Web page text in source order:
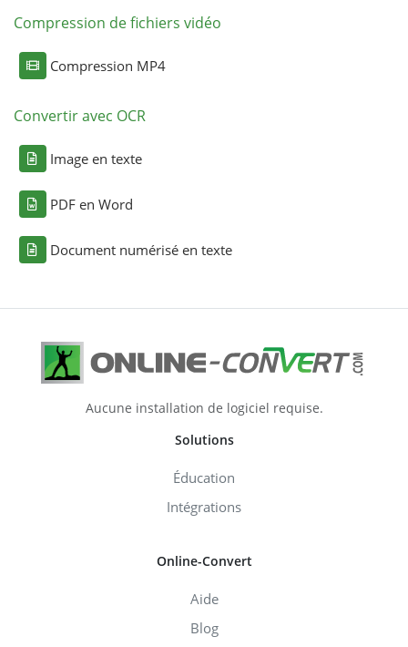
Compression de fichiers vidéo
Compression MP4
Convertir avec OCR
Image en texte
PDF en Word
Document numérisé en texte
Aucune installation de logiciel requise.
Solutions
Éducation
Intégrations
Online-Convert
Aide
Blog